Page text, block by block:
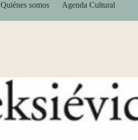
Quiénes somos Agenda Cultural